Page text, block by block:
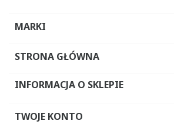
MARKI
STRONA GŁÓWNA
INFORMACJA O SKLEPIE
TWOJE KONTO